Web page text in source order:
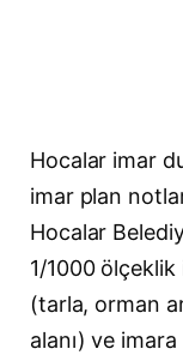
Hocalar imar
imar plan
Hocalar
1/1000 ölçeklik
(tarla, orman
alanı) ve imara